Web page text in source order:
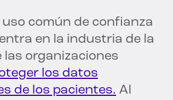
uso común de confianza
en la industria de la
las organizaciones
los datos
de los pacientes. Al